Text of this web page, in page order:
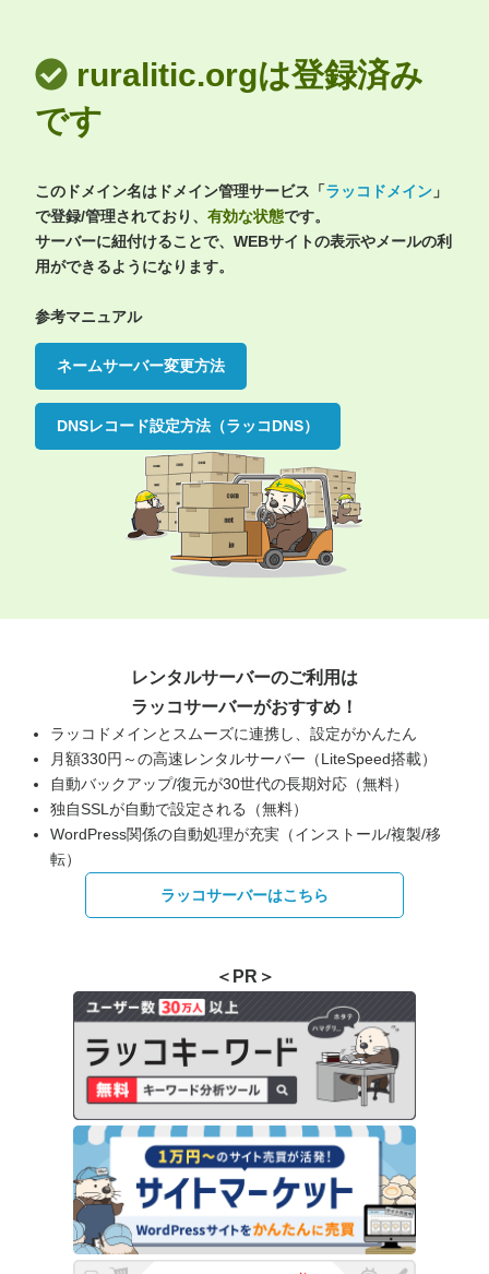
ruralitic.orgは登録済み
です
このドメイン名はドメイン管理サービス「ラッコドメイン 」
で登録/管理されており、 有効な状態です。
サーバーに紐付けることで、WEBサイトの表示やメールの利
用ができるようになります。
参考マニュアル
ネームサーバー変更方法
DNSレコード設定方法（ラッコDNS）
レンタルサーバーのご利用は
ラッコサーバーがおすすめ！
ラッコドメインとスムーズに連携し、設定がかんたん
月額330円～の高速レンタルサーバー（LiteSpeed搭載）
自動バックアップ/復元が30世代の長期対応（無料）
独自SSLが自動で設定される（無料）
WordPress関係の自動処理が充実（インストール/複製/移
転）
ラッコサーバーはこちら
＜PR＞